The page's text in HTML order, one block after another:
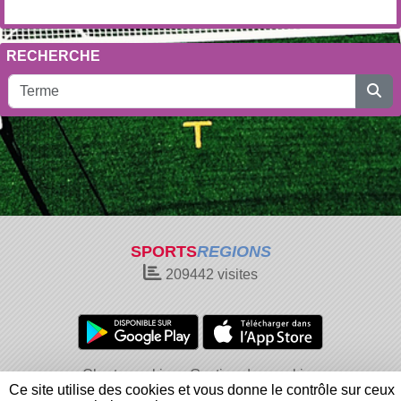
RECHERCHE
SPORTSREGIONS
209442 visites
Charte cookies
Gestion des cookies
Informations légales
Signaler un contenu inapproprié
Ce site utilise des cookies et vous donne le contrôle sur ceux